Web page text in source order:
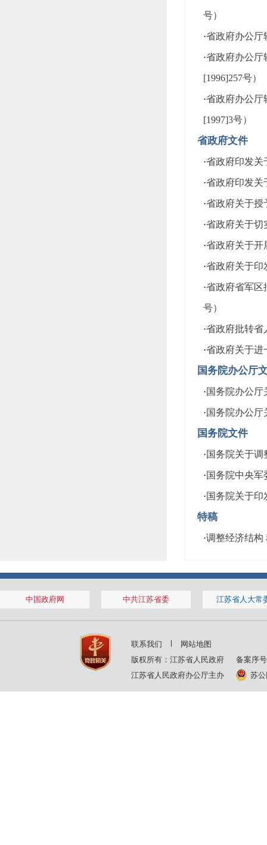
号）
·省政府办公厅
·省政府办公厅
[1996]257号）
·省政府办公厅
[1997]3号）
省政府文件
·省政府印发关
·省政府印发关
·省政府关于授
·省政府关于切
·省政府关于开
·省政府关于印
·省政府省军区
号）
·省政府批转省
·省政府关于进
国务院办公厅
·国务院办公厅
·国务院办公厅
国务院文件
·国务院关于调
·国务院中央军
·国务院关于印
特稿
·调整经济结构
中国政府网 中共江苏省委 江苏省人大常
联系我们
网站地图
版权所有：江苏省人民政府
备案序
江苏省人民政府办公厅主办
苏